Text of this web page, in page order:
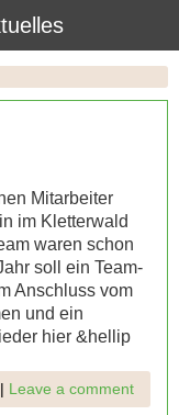
Mitarbeiter
im Kletterwald
waren schon
soll ein Team-
Anschluss vom
und ein
hier &hellip
| Leave a comment